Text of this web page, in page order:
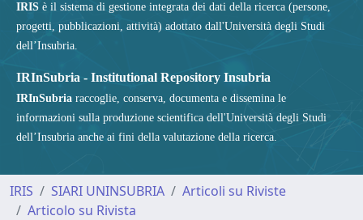
IRIS è il sistema di gestione integrata dei dati della ricerca (persone,
progetti, pubblicazioni, attività) adottato dall'Università degli Studi
dell’Insubria.
IRInSubria - Institutional Repository Insubria
IRInSubria raccoglie, conserva, documenta e dissemina le
informazioni sulla produzione scientifica dell'Università degli Studi
dell’Insubria anche ai fini della valutazione della ricerca.
IRIS SIARI UNINSUBRIA
Articoli su Riviste
Articolo su Rivista